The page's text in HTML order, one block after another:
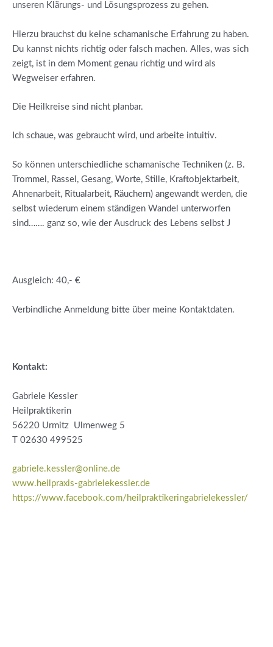
unseren Klärungs- und Lösungsprozess zu gehen.
Hierzu brauchst du keine schamanische Erfahrung zu haben.
Du kannst nichts richtig oder falsch machen. Alles, was sich
zeigt, ist in dem Moment genau richtig und wird als
Wegweiser erfahren.
Die Heilkreise sind nicht planbar.
Ich schaue, was gebraucht wird, und arbeite intuitiv.
So können unterschiedliche schamanische Techniken (z. B.
Trommel, Rassel, Gesang, Worte, Stille, Kraftobjektarbeit,
Ahnenarbeit, Ritualarbeit, Räuchern) angewandt werden, die
selbst wiederum einem ständigen Wandel unterworfen
sind……. ganz so, wie der Ausdruck des Lebens selbst J
Ausgleich: 40,- €
Verbindliche Anmeldung bitte über meine Kontaktdaten.
Kontakt:
Gabriele Kessler
Heilpraktikerin
56220 Urmitz Ulmenweg 5
T 02630 499525
gabriele.kessler@online.de
www.heilpraxis-gabrielekessler.de
https://www.facebook.com/heilpraktikeringabrielekessler/